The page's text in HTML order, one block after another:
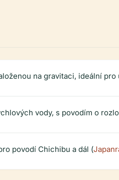
na gravitaci, ideální pro
vody, s povodím o
povodí Chichibu a dál (